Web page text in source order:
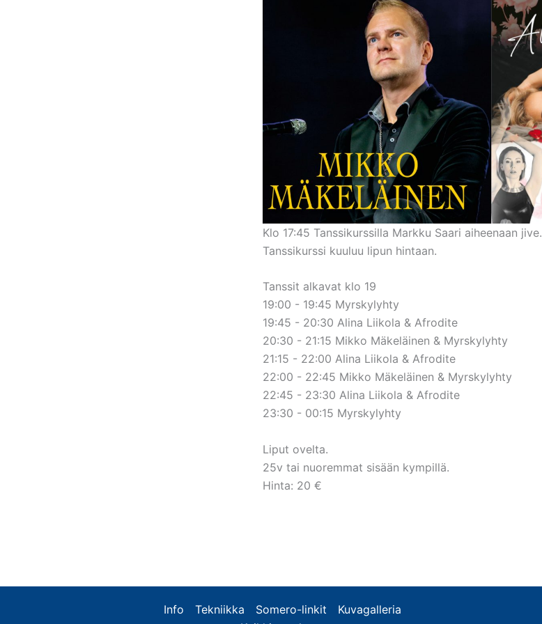
Klo 17:45 Tanssikurssilla Markku Saari aiheenaan jive.
Tanssikurssi kuuluu lipun hintaan.
Tanssit alkavat klo 19
19:00 - 19:45 Myrskylyhty
19:45 - 20:30 Alina Liikola & Afrodite
20:30 - 21:15 Mikko Mäkeläinen & Myrskylyhty
21:15 - 22:00 Alina Liikola & Afrodite
22:00 - 22:45 Mikko Mäkeläinen & Myrskylyhty
22:45 - 23:30 Alina Liikola & Afrodite
23:30 - 00:15 Myrskylyhty
Liput ovelta.
25v tai nuoremmat sisään kympillä.
Hinta: 20 €
Info Tekniikka Somero-linkit
Kuvagalleria